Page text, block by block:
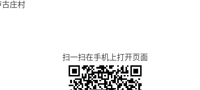
古庄村
扫一扫在手机上打开页面